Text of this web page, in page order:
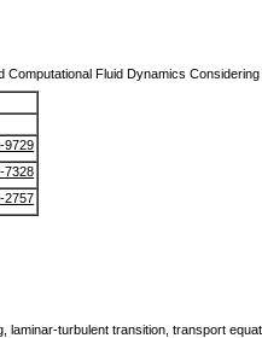
Fluid Dynamics
9729
7328
2757
turbulent transition, transport